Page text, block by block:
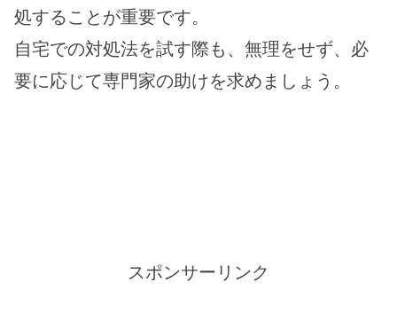
処することが重要です。
自宅での対処法を試す際も、無理をせず、必
要に応じて専門家の助けを求めましょう。
スポンサーリンク